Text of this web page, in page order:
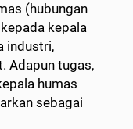
(hubungan
kepala
industri,
Adapun tugas,
humas
sebagai